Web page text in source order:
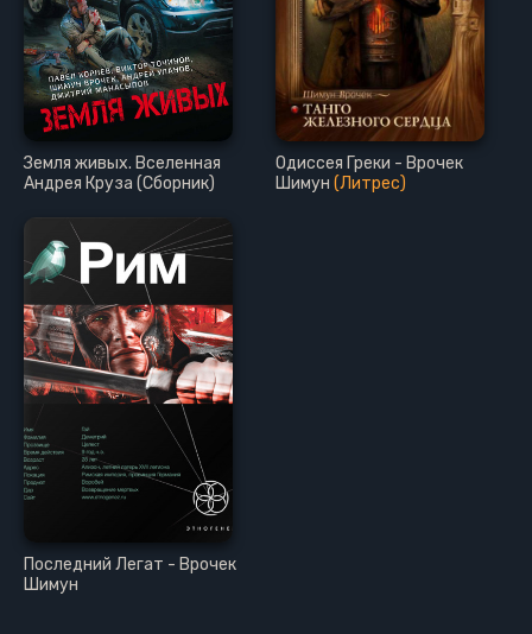
Земля живых. Вселенная
Андрея Круза (Сборник)
Одиссея Греки - Врочек
Шимун (Литрес)
Последний Легат - Врочек
Шимун